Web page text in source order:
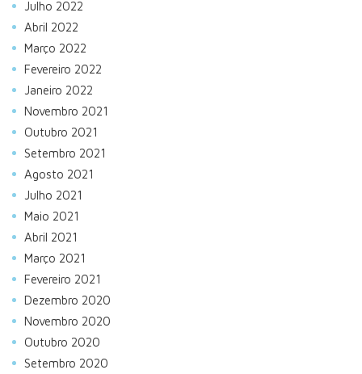
Julho 2022
Abril 2022
Março 2022
Fevereiro 2022
Janeiro 2022
Novembro 2021
Outubro 2021
Setembro 2021
Agosto 2021
Julho 2021
Maio 2021
Abril 2021
Março 2021
Fevereiro 2021
Dezembro 2020
Novembro 2020
Outubro 2020
Setembro 2020